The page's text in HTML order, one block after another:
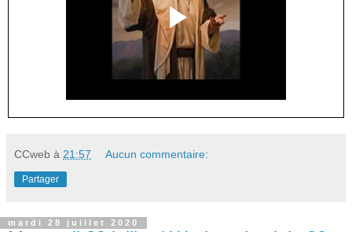
CCweb à 21:57 Aucun commentaire:
Partager
mardi 28 juillet 2020